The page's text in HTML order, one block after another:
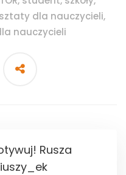
dla nauczycieli,
nauczycieli
Rusza